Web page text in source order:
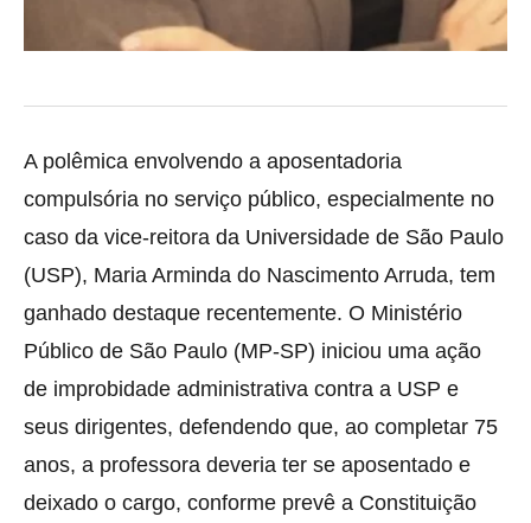
A polêmica envolvendo a aposentadoria
compulsória no serviço público, especialmente no
caso da vice-reitora da Universidade de São Paulo
(USP), Maria Arminda do Nascimento Arruda, tem
ganhado destaque recentemente. O Ministério
Público de São Paulo (MP-SP) iniciou uma ação
de improbidade administrativa contra a USP e
seus dirigentes, defendendo que, ao completar 75
anos, a professora deveria ter se aposentado e
deixado o cargo, conforme prevê a Constituição